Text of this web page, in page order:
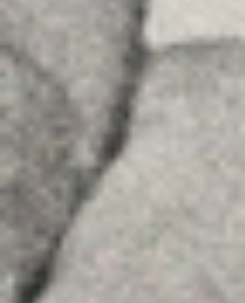
Veure a Google Maps
MENU
Inici
La Firma
Equipo
Assessorament